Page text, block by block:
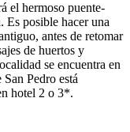
el hermoso puente-
Es posible hacer una
antes de retomar
de huertos y
se encuentra en
Pedro está
hotel 2 o 3*.